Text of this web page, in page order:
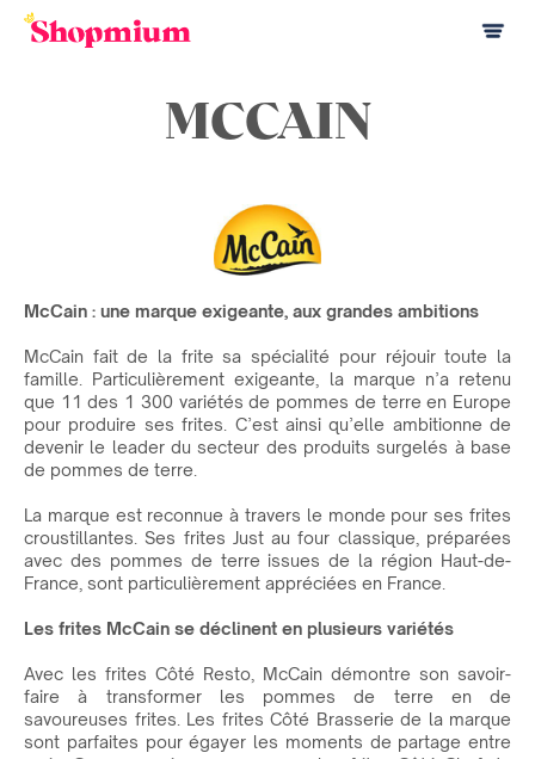
MCCAIN
McCain : une marque exigeante, aux grandes ambitions
McCain fait de la frite sa spécialité pour réjouir toute la
famille. Particulièrement exigeante, la marque n’a retenu
que 11 des 1 300 variétés de pommes de terre en Europe
pour produire ses frites. C’est ainsi qu’elle ambitionne de
devenir le leader du secteur des produits surgelés à base
de pommes de terre.
La marque est reconnue à travers le monde pour ses frites
croustillantes. Ses frites Just au four classique, préparées
avec des pommes de terre issues de la région Haut-de-
France, sont particulièrement appréciées en France.
Les frites McCain se déclinent en plusieurs variétés
Avec les frites Côté Resto, McCain démontre son savoir-
faire à transformer les pommes de terre en de
savoureuses frites. Les frites Côté Brasserie de la marque
sont parfaites pour égayer les moments de partage entre